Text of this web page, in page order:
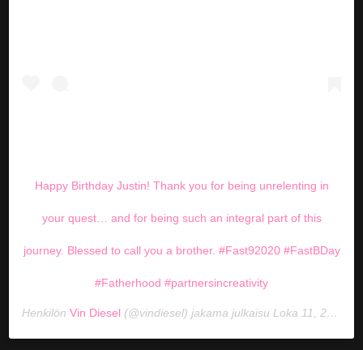
Happy Birthday Justin! Thank you for being unrelenting in
your quest… and for being such an integral part of this
journey. Blessed to call you a brother. #Fast92020 #FastBDay
#Fatherhood #partnersincreativity
Henkilön Vin Diesel (@vindiesel) jakama julkaisu Loka 11, 2019 kello 8.30 PDT